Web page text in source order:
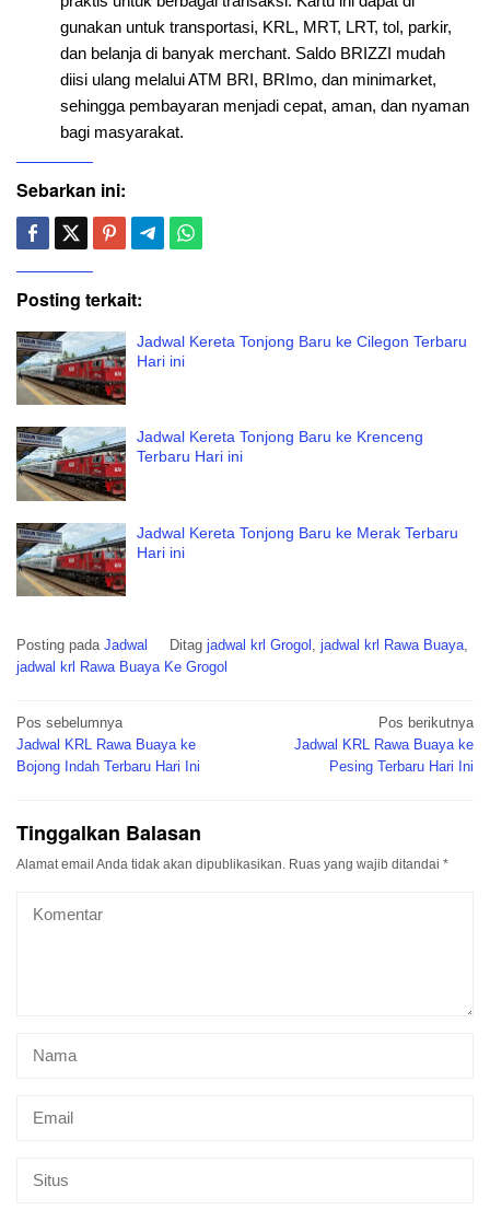
gunakan untuk transportasi, KRL, MRT, LRT, tol, parkir,
dan belanja di banyak merchant. Saldo BRIZZI mudah
diisi ulang melalui ATM BRI, BRImo, dan minimarket,
sehingga pembayaran menjadi cepat, aman, dan nyaman
bagi masyarakat.
Sebarkan ini:
Posting terkait:
Jadwal Kereta Tonjong Baru ke Cilegon Terbaru
Hari ini
Jadwal Kereta Tonjong Baru ke Krenceng
Terbaru Hari ini
Jadwal Kereta Tonjong Baru ke Merak Terbaru
Hari ini
Posting pada Jadwal Ditag jadwal krl Grogol , jadwal krl Rawa Buaya,
jadwal krl Rawa Buaya Ke Grogol
Navigasi
pos
Pos sebelumnya
Jadwal KRL Rawa Buaya ke
Bojong Indah Terbaru Hari Ini
Pos berikutnya
Jadwal KRL Rawa Buaya ke
Pesing Terbaru Hari Ini
Tinggalkan Balasan
Alamat email Anda tidak akan dipublikasikan. Ruas yang wajib ditandai *